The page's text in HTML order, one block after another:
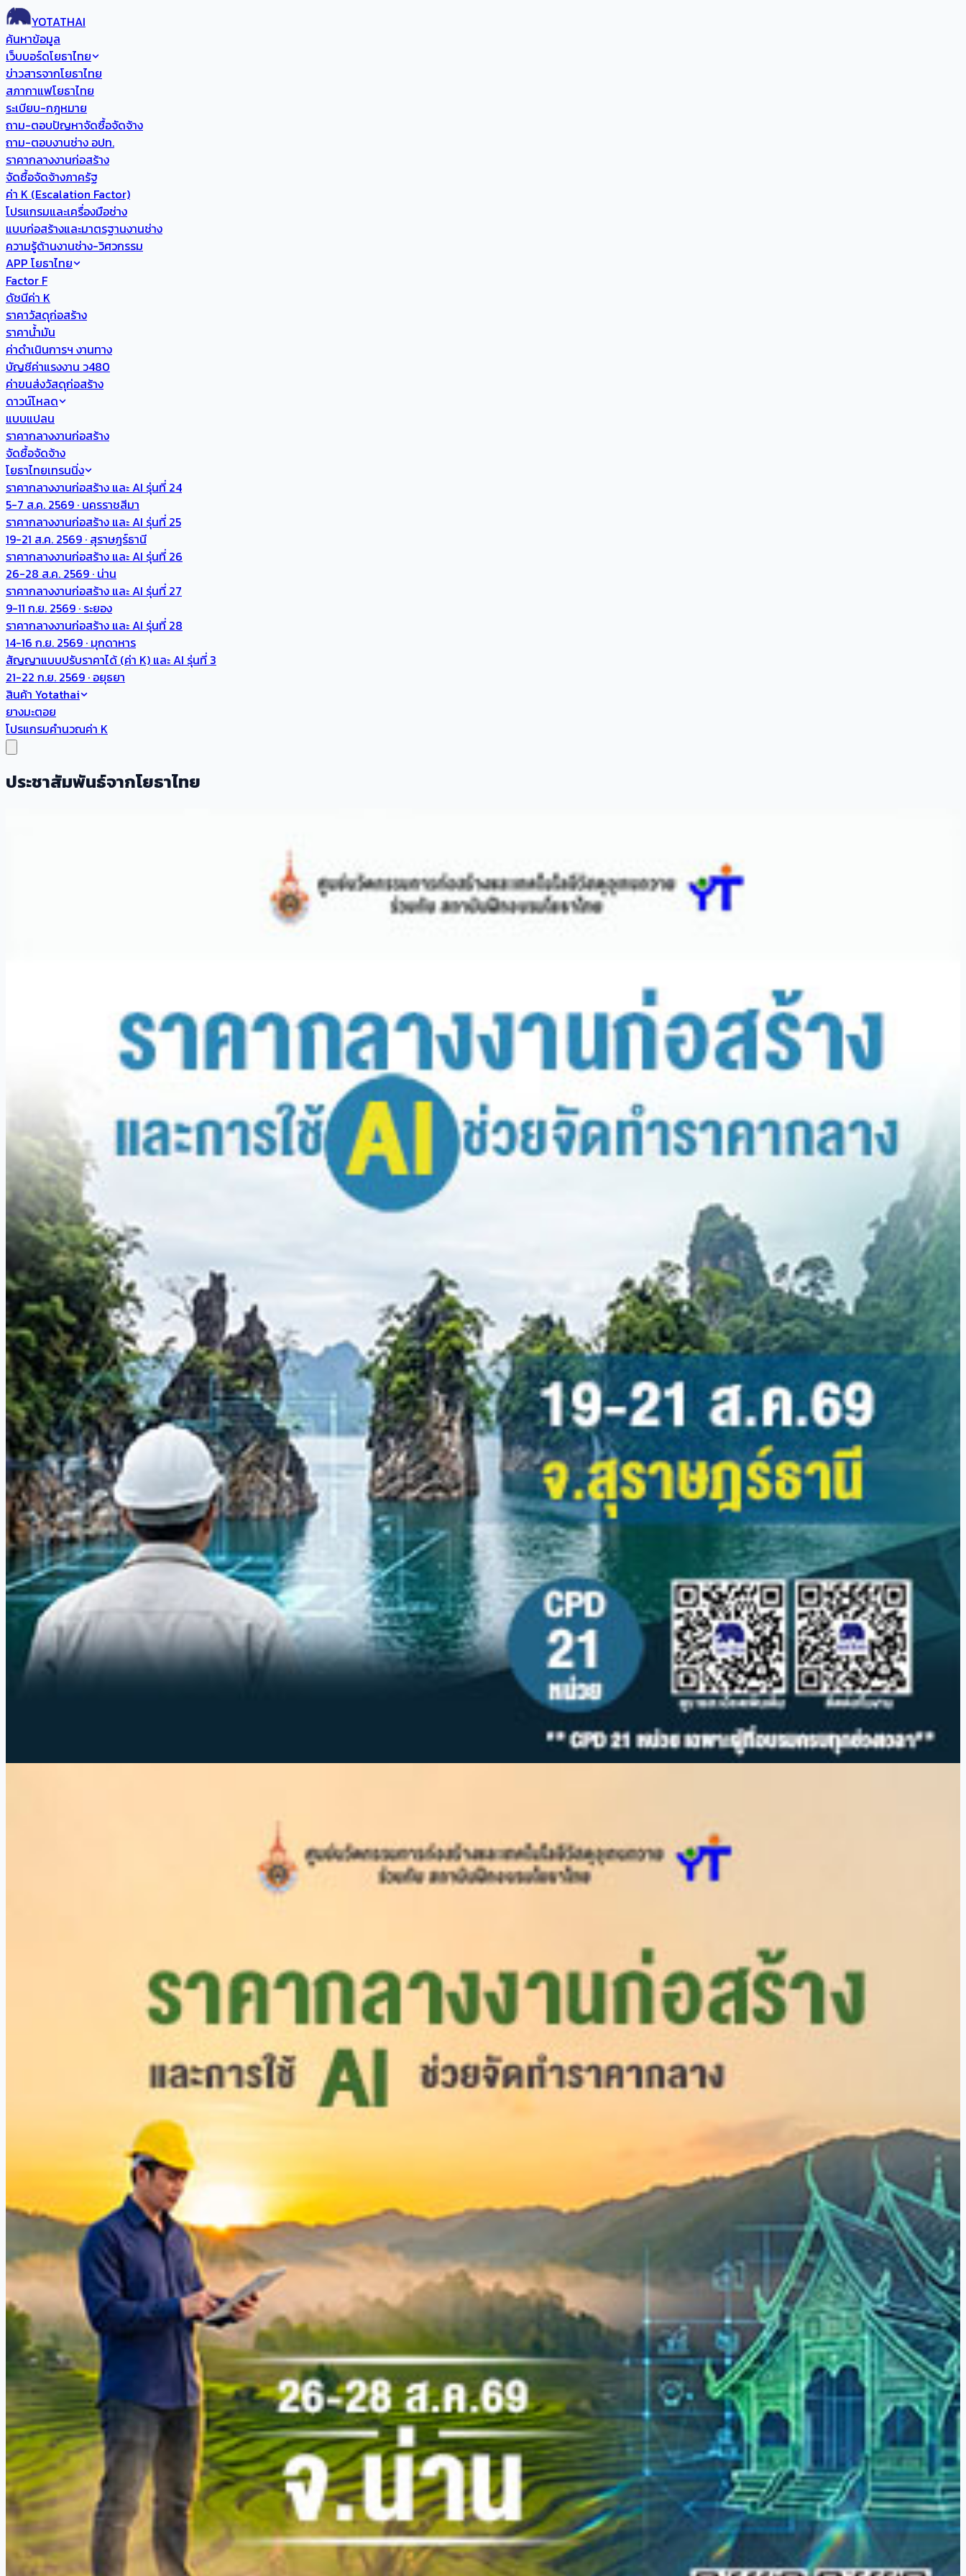
YOTATHAI
ค้นหาข้อมูล
เว็บบอร์ดโยธาไทย
ข่าวสารจากโยธาไทย
สภากาแฟโยธาไทย
ระเบียบ-กฎหมาย
ถาม-ตอบปัญหาจัดซื้อจัดจ้าง
ถาม-ตอบงานช่าง อปท.
ราคากลางงานก่อสร้าง
จัดซื้อจัดจ้างภาครัฐ
ค่า K (Escalation Factor)
โปรแกรมและเครื่องมือช่าง
แบบก่อสร้างและมาตรฐานงานช่าง
ความรู้ด้านงานช่าง-วิศวกรรม
APP โยธาไทย
Factor F
ดัชนีค่า K
ราคาวัสดุก่อสร้าง
ราคาน้ำมัน
ค่าดำเนินการฯ งานทาง
บัญชีค่าแรงงาน ว480
ค่าขนส่งวัสดุก่อสร้าง
ดาวน์โหลด
แบบแปลน
ราคากลางงานก่อสร้าง
จัดซื้อจัดจ้าง
โยธาไทยเทรนนิ่ง
ราคากลางงานก่อสร้าง และ AI รุ่นที่ 24
5-7 ส.ค. 2569 · นครราชสีมา
ราคากลางงานก่อสร้าง และ AI รุ่นที่ 25
19-21 ส.ค. 2569 · สุราษฎร์ธานี
ราคากลางงานก่อสร้าง และ AI รุ่นที่ 26
26-28 ส.ค. 2569 · น่าน
ราคากลางงานก่อสร้าง และ AI รุ่นที่ 27
9-11 ก.ย. 2569 · ระยอง
ราคากลางงานก่อสร้าง และ AI รุ่นที่ 28
14-16 ก.ย. 2569 · มุกดาหาร
สัญญาแบบปรับราคาได้ (ค่า K) และ AI รุ่นที่ 3
21-22 ก.ย. 2569 · อยุธยา
สินค้า Yotathai
ยางมะตอย
โปรแกรมคำนวณค่า K
ประชาสัมพันธ์จากโยธาไทย